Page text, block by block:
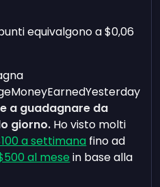
equivalgono a $0,06
a guadagnare da
giorno. Ho visto molti
a settimana fino ad
al mese in base alla